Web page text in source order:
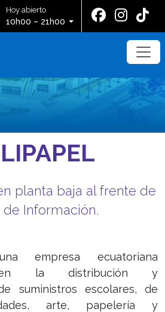
Hoy abierto
10h00 – 21h00
planta baja al frente de
de Información.
empresa ecuatoriana
en la distribución y
suministros escolares, de
arte, papelería y